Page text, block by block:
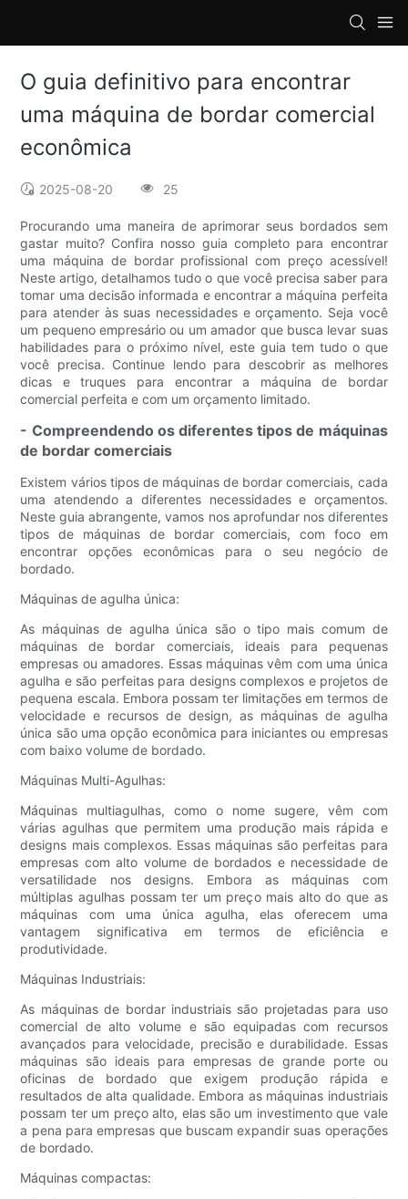
O guia definitivo para encontrar
uma máquina de bordar comercial
econômica
2025-08-20 25
Procurando uma maneira de aprimorar seus bordados sem
gastar muito? Confira nosso guia completo para encontrar
uma máquina de bordar profissional com preço acessível!
Neste artigo, detalhamos tudo o que você precisa saber para
tomar uma decisão informada e encontrar a máquina perfeita
para atender às suas necessidades e orçamento. Seja você
um pequeno empresário ou um amador que busca levar suas
habilidades para o próximo nível, este guia tem tudo o que
você precisa. Continue lendo para descobrir as melhores
dicas e truques para encontrar a máquina de bordar
comercial perfeita e com um orçamento limitado.
- Compreendendo os diferentes tipos de máquinas
de bordar comerciais
Existem vários tipos de máquinas de bordar comerciais, cada
uma atendendo a diferentes necessidades e orçamentos.
Neste guia abrangente, vamos nos aprofundar nos diferentes
tipos de máquinas de bordar comerciais, com foco em
encontrar opções econômicas para o seu negócio de
bordado.
Máquinas de agulha única:
As máquinas de agulha única são o tipo mais comum de
máquinas de bordar comerciais, ideais para pequenas
empresas ou amadores. Essas máquinas vêm com uma única
agulha e são perfeitas para designs complexos e projetos de
pequena escala. Embora possam ter limitações em termos de
velocidade e recursos de design, as máquinas de agulha
única são uma opção econômica para iniciantes ou empresas
com baixo volume de bordado.
Máquinas Multi-Agulhas:
Máquinas multiagulhas, como o nome sugere, vêm com
várias agulhas que permitem uma produção mais rápida e
designs mais complexos. Essas máquinas são perfeitas para
empresas com alto volume de bordados e necessidade de
versatilidade nos designs. Embora as máquinas com
múltiplas agulhas possam ter um preço mais alto do que as
máquinas com uma única agulha, elas oferecem uma
vantagem significativa em termos de eficiência e
produtividade.
Máquinas Industriais:
As máquinas de bordar industriais são projetadas para uso
comercial de alto volume e são equipadas com recursos
avançados para velocidade, precisão e durabilidade. Essas
máquinas são ideais para empresas de grande porte ou
oficinas de bordado que exigem produção rápida e
resultados de alta qualidade. Embora as máquinas industriais
possam ter um preço alto, elas são um investimento que vale
a pena para empresas que buscam expandir suas operações
de bordado.
Máquinas compactas: